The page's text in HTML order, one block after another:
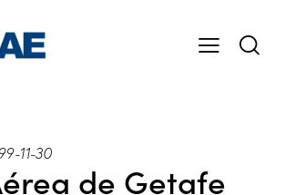
11-30
de Getafe